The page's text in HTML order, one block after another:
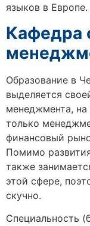
языков в Европе.
Кафедра
Образование в
выделяется
менеджмента, на
только
финансовый
Помимо
также
этой сфере,
скучно.
Специальность